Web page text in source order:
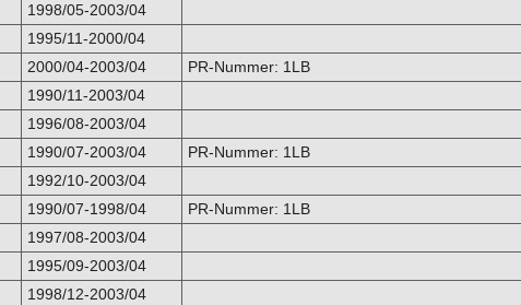
1998/05-2003/04
1995/11-2000/04
2000/04-2003/04
PR-Nummer: 1LB
1990/11-2003/04
1996/08-2003/04
1990/07-2003/04
PR-Nummer: 1LB
1992/10-2003/04
1990/07-1998/04
PR-Nummer: 1LB
1997/08-2003/04
1995/09-2003/04
1998/12-2003/04